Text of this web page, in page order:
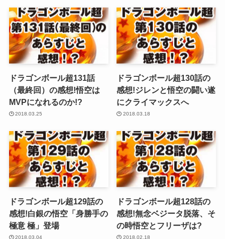
ドラゴンボール超131話
（最終回）の感想!悟空は
MVPになれるのか!?
2018.03.25
ドラゴンボール超130話の
感想!ジレンと悟空の闘い遂
にクライマックスへ
2018.03.18
ドラゴンボール超129話の
感想!白銀の悟空「身勝手の
極意 極」登場
2018.03.04
ドラゴンボール超128話の
感想!無念ベジータ脱落、そ
の時悟空とフリーザは?
2018.02.18